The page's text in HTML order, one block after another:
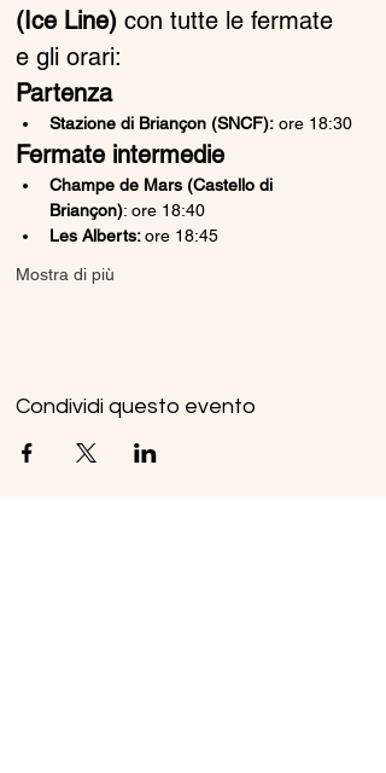
(Ice Line) con tutte le fermate
e gli orari:
Partenza
Stazione di Briançon (SNCF): ore 18:30
Fermate intermedie
Champe de Mars (Castello di
Briançon): ore 18:40
Les Alberts: ore 18:45
Mostra di più
Condividi questo evento